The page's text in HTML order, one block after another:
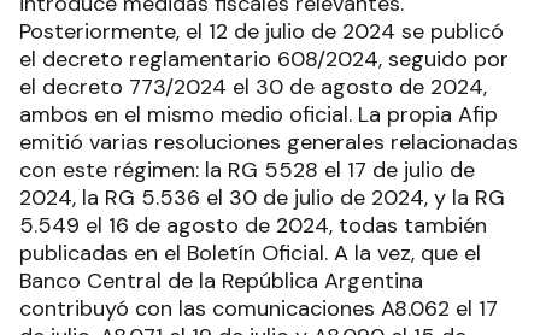
Posteriormente, el 12 de julio de 2024 se publicó
el decreto reglamentario 608/2024, seguido por
el decreto 773/2024 el 30 de agosto de 2024,
ambos en el mismo medio oficial. La propia Afip
emitió varias resoluciones generales relacionadas
con este régimen: la RG 5528 el 17 de julio de
2024, la RG 5.536 el 30 de julio de 2024, y la RG
5.549 el 16 de agosto de 2024, todas también
publicadas en el Boletín Oficial. A la vez, que el
Banco Central de la República Argentina
contribuyó con las comunicaciones A8.062 el 17